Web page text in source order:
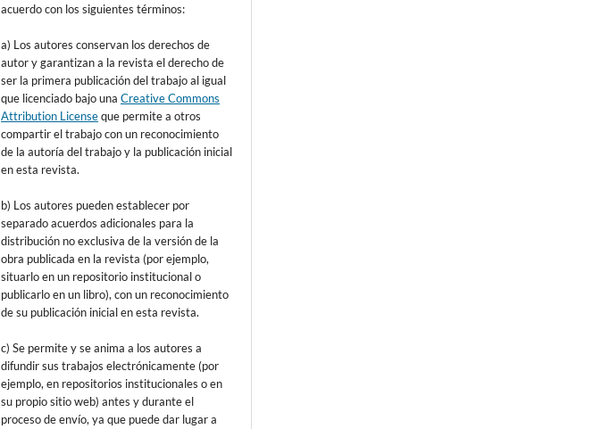
acuerdo con los siguientes términos:
a) Los autores conservan los derechos de
autor y garantizan a la revista el derecho de
ser la primera publicación del trabajo al igual
que licenciado bajo unaCreative Commons
Attribution Licenseque permite a otros
compartir el trabajo con un reconocimiento
de la autoría del trabajo y la publicación inicial
en esta revista.
b) Los autores pueden establecer por
separado acuerdos adicionales para la
distribución no exclusiva de la versión de la
obra publicada en la revista (por ejemplo,
situarlo en un repositorio institucional o
publicarlo en un libro), con un reconocimiento
de su publicación inicial en esta revista.
c) Se permite y se anima a los autores a
difundir sus trabajos electrónicamente (por
ejemplo, en repositorios institucionales o en
su propio sitio web) antes y durante el
proceso de envío, ya que puede dar lugar a